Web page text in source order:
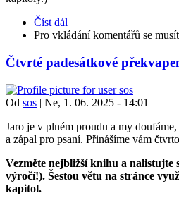
Číst dál
Pro vkládání komentářů se
Čtvrté padesátkové
Od sos | Ne, 1. 06. 2025 - 14:01
Jaro je v plném proudu a my
a zápal pro psaní. Přinášíme vám
Vezměte nejbližší knihu a nalistujte
výročí!). Šestou větu na stránce
kapitol.